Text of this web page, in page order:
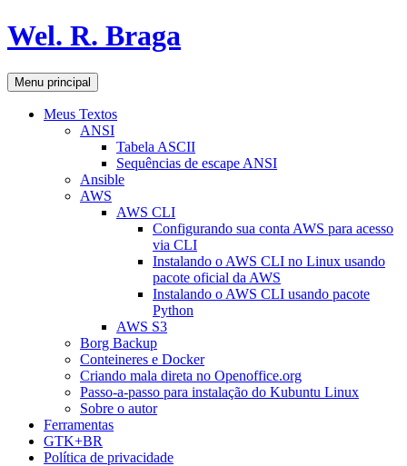
Pular
para
conteúdo
Wel. R. Braga
Pesquisar
Menu principal
Meus Textos
ANSI
Tabela ASCII
Sequências de escape ANSI
Ansible
AWS
AWS CLI
Configurando sua conta AWS para acesso
via CLI
Instalando o AWS CLI no Linux usando
pacote oficial da AWS
Instalando o AWS CLI usando pacote
Python
AWS S3
Borg Backup
Conteineres e Docker
Criando mala direta no Openoffice.org
Passo-a-passo para instalação do Kubuntu Linux
Sobre o autor
Ferramentas
GTK+BR
Política de privacidade